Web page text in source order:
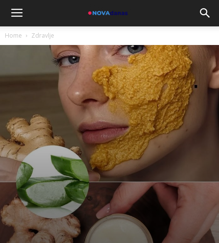
Home Zdravlje